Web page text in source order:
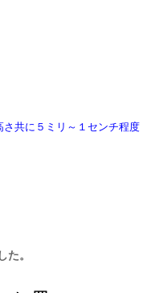
共に５ミリ～１センチ程度
た。